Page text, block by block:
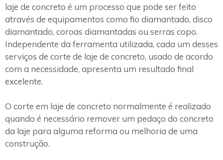
laje de concreto é um processo que pode ser feito
através de equipamentos como fio diamantado, disco
diamantado, coroas diamantadas ou serras copo.
Independente da ferramenta utilizada, cada um desses
serviços de corte de laje de concreto, usado de acordo
com a necessidade, apresenta um resultado final
excelente.
O corte em laje de concreto normalmente é realizado
quando é necessário remover um pedaço do concreto
da laje para alguma reforma ou melhoria de uma
construção.